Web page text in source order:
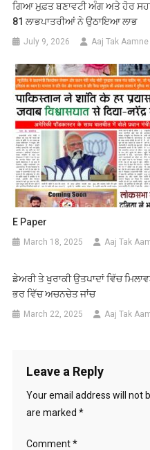
ਗਿਆ ਮੁਫ਼ਤ ਬਣਾਵਟੀ ਅੰਗ ਅਤੇ ਹੋਰ
81 ਲਾਭਪਾਤਰੀਆਂ ਨੇ ਉਠਾਇਆ ਲਾਭ
July 9, 2026 Aaj Tak
E Paper
March 18, 2025 Aaj Tak
ਡੇਅਰੀ ਤੇ ਖੁਰਾਕੀ ਉਤਪਾਦਾਂ ਵਿੱਚ
ਭਰ ਵਿੱਚ ਅਚਨਚੇਤ ਜਾਂਚ
March 22, 2025 Aaj Tak
Leave a Reply
Your email address will not
are marked *
Comment*